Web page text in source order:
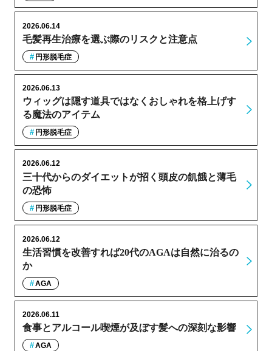
毛髪再生治療を選ぶ際のリスクと注意点
2026.06.14
円形脱毛症
ウィッグは隠す道具ではなくおしゃれを格上げす
る魔法のアイテム
2026.06.13
円形脱毛症
三十代からのダイエットが招く頭皮の飢餓と薄毛
の恐怖
2026.06.12
円形脱毛症
生活習慣を改善すれば20代のAGAは自然に治るの
か
2026.06.12
AGA
食事とアルコール喫煙が及ぼす髪への深刻な影響
2026.06.11
AGA